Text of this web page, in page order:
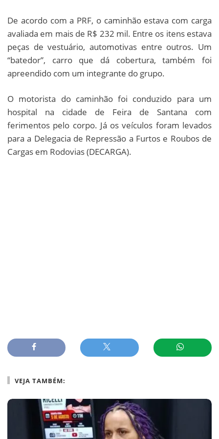
De acordo com a PRF, o caminhão estava com carga
avaliada em mais de R$ 232 mil. Entre os itens estava
peças de vestuário, automotivas entre outros. Um
“batedor”, carro que dá cobertura, também foi
apreendido com um integrante do grupo.
O motorista do caminhão foi conduzido para um
hospital na cidade de Feira de Santana com
ferimentos pelo corpo. Já os veículos foram levados
para a Delegacia de Repressão a Furtos e Roubos de
Cargas em Rodovias (DECARGA).
VEJA TAMBÉM: